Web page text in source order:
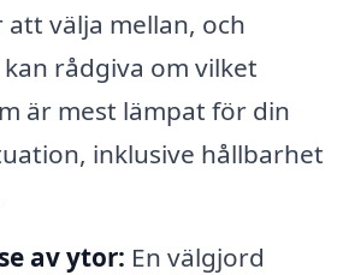
att välja mellan, och
rådgiva om vilket
är mest lämpat för din
inklusive hållbarhet
av ytor: En välgjord